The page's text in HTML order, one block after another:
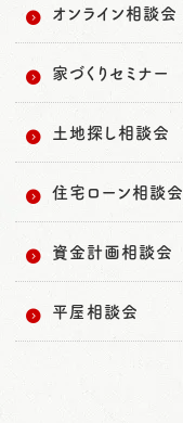
オンライン相談会
家づくりセミナー
土地探し相談会
住宅ローン相談会
資金計画相談会
平屋相談会